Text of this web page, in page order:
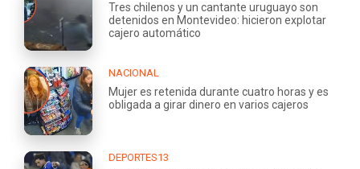
Tres chilenos y un cantante uruguayo son
detenidos en Montevideo: hicieron explotar
cajero automático
NACIONAL
Mujer es retenida durante cuatro horas y es
obligada a girar dinero en varios cajeros
DEPORTES13